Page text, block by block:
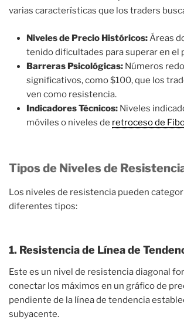
varias características que los traders
Niveles de Precio Históricos: Áreas
tenido dificultades para superar en el
Barreras Psicológicas: Números
significativos, como $100, que los
ven como resistencia.
Indicadores Técnicos: Niveles
móviles o niveles de retroceso de
Tipos de Niveles de
Los niveles de resistencia pueden
diferentes tipos:
1. Resistencia de Línea de
Este es un nivel de resistencia diagonal
conectar los máximos en un gráfico de
pendiente de la línea de tendencia
subyacente.